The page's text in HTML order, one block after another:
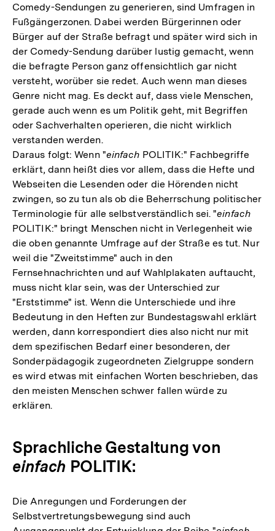
Comedy-Sendungen zu generieren, sind Umfragen in
Fußgängerzonen. Dabei werden Bürgerinnen oder
Bürger auf der Straße befragt und später wird sich in
der Comedy-Sendung darüber lustig gemacht, wenn
die befragte Person ganz offensichtlich gar nicht
versteht, worüber sie redet. Auch wenn man dieses
Genre nicht mag. Es deckt auf, dass viele Menschen,
gerade auch wenn es um Politik geht, mit Begriffen
oder Sachverhalten operieren, die nicht wirklich
verstanden werden.
Daraus folgt: Wenn "einfach POLITIK:" Fachbegriffe
erklärt, dann heißt dies vor allem, dass die Hefte und
Webseiten die Lesenden oder die Hörenden nicht
zwingen, so zu tun als ob die Beherrschung politischer
Terminologie für alle selbstverständlich sei. "einfach
POLITIK:" bringt Menschen nicht in Verlegenheit wie
die oben genannte Umfrage auf der Straße es tut. Nur
weil die "Zweitstimme" auch in den
Fernsehnachrichten und auf Wahlplakaten auftaucht,
muss nicht klar sein, was der Unterschied zur
"Erststimme" ist. Wenn die Unterschiede und ihre
Bedeutung in den Heften zur Bundestagswahl erklärt
werden, dann korrespondiert dies also nicht nur mit
dem spezifischen Bedarf einer besonderen, der
Sonderpädagogik zugeordneten Zielgruppe sondern
es wird etwas mit einfachen Worten beschrieben, das
den meisten Menschen schwer fallen würde zu
erklären.
Sprachliche Gestaltung von
einfach POLITIK:
Die Anregungen und Forderungen der
Selbstvertretungsbewegung sind auch